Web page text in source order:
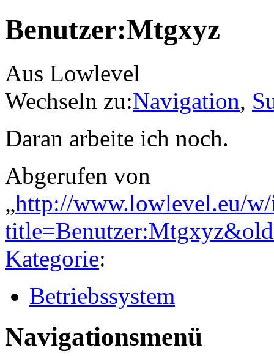
Benutzer:Mtgxyz
Aus Lowlevel
Wechseln zu:Navigation,
Daran arbeite ich noch.
Abgerufen von
„http://www.lowlevel.eu/
Kategorie:
Betriebssystem
Navigationsmenü